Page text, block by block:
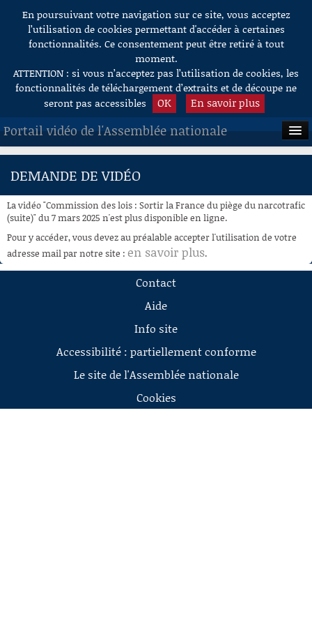
Aller au contenu
En poursuivant votre navigation sur ce site, vous acceptez
l’utilisation de cookies permettant d'accéder à certaines
fonctionnalités. Ce consentement peut être retiré à tout
moment.
ATTENTION : si vous n’acceptez pas l’utilisation de cookies, les
fonctionnalités de téléchargement d’extraits et de découpe ne
seront pas accessibles
OK En savoir plus
Portail vidéo de l'Assemblée nationale
ACCUEIL
À LA DEMANDE
RECHERCHE
AIDE À LA DÉCOUPE
DEMANDE DE VIDÉO
La vidéo "Commission des lois : Sortir la France du piège du narcotrafic
(suite)" du 7 mars 2025 n'est plus disponible en ligne.
Pour y accéder, vous devez au préalable accepter l'utilisation de votre
adresse mail par notre site : en savoir plus.
Contact
Aide
Info site
Accessibilité : partiellement conforme
Le site de l'Assemblée nationale
Cookies